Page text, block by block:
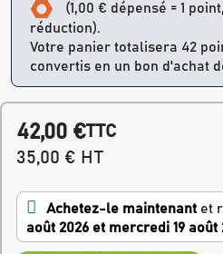
(1,00 € dépensé = 1
réduction).
Votre panier totalisera 42
convertis en un bon d'achat
42,00 €TTC
35,00 € HT
Achetez-le maintenant et
août 2026 et mercredi 19 août